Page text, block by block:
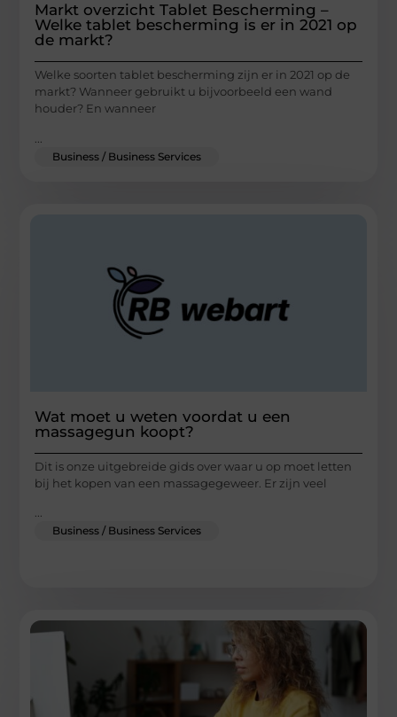
Markt overzicht Tablet Bescherming –
Welke tablet bescherming is er in 2021 op
de markt?
Welke soorten tablet bescherming zijn er in 2021 op de
markt? Wanneer gebruikt u bijvoorbeeld een wand
houder? En wanneer
Business / Business Services
Wat moet u weten voordat u een
massagegun koopt?
Dit is onze uitgebreide gids over waar u op moet letten
bij het kopen van een massagegeweer. Er zijn veel
Business / Business Services